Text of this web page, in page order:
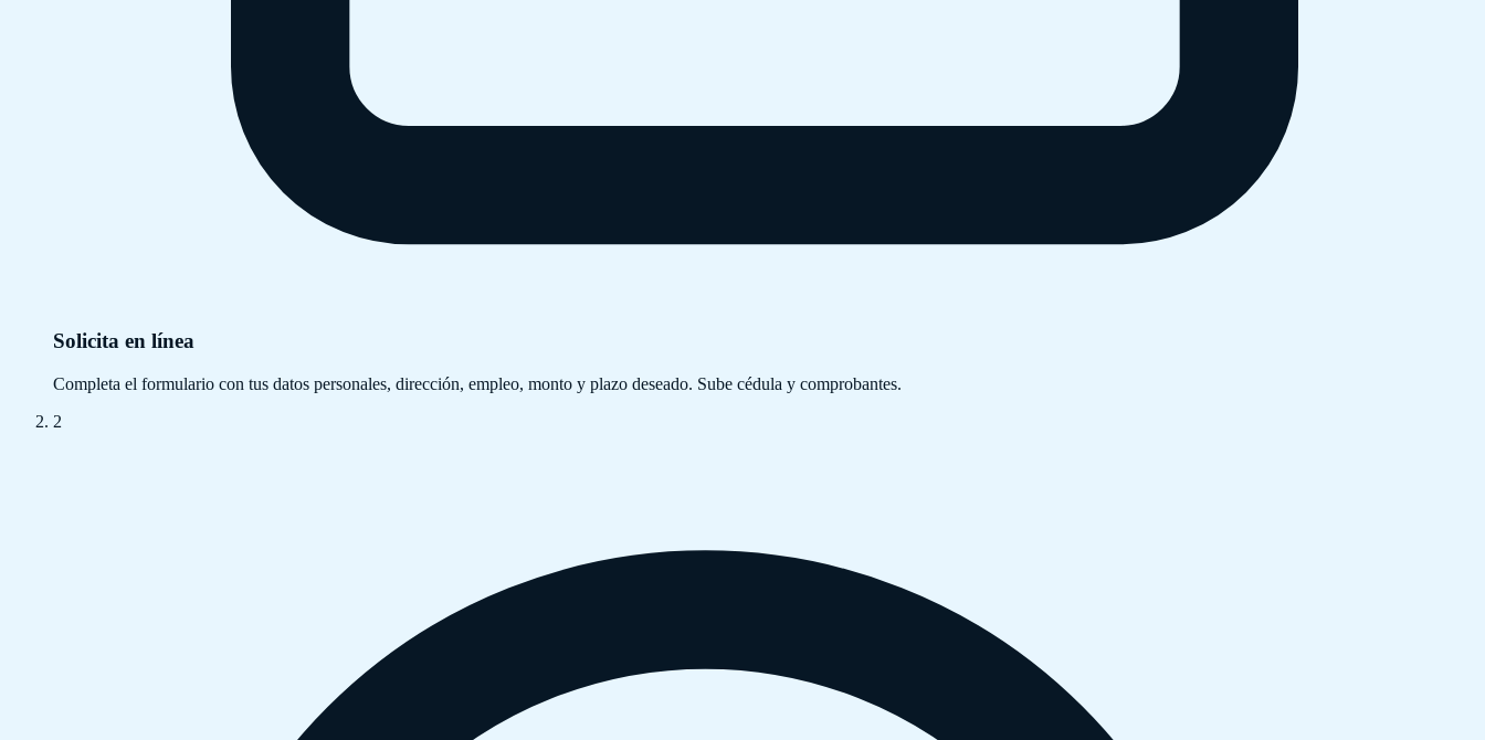
Solicita en línea
Completa el formulario con tus datos personales, dirección, empleo, monto y plazo deseado. Sube cédula y comprobantes.
2